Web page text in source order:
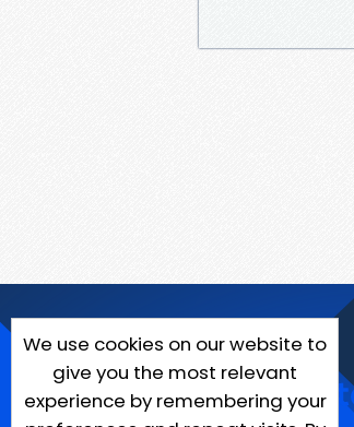
We use cookies on our website to
give you the most relevant
experience by remembering your